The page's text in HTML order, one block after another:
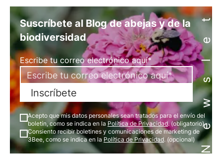
Newsletter
Suscríbete al Blog de abejas y de la
biodiversidad
Escribe tu correo electrónico aquí*
Inscríbete
Acepto que mis datos personales sean tratados para el envío del
boletín, como se indica en la Política de Privacidad. (obligatorio)
Consiento recibir boletines y comunicaciones de marketing de
3Bee, como se indica en la Política de Privacidad. (opcional)